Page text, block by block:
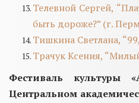
Телевной Сергей,
быть дороже?” (г.
Тишкина Светлана,
Трачук Ксения,
Фестиваль культуры
Центральном